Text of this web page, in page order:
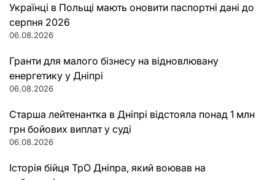
Українці в Польщі мають оновити паспортні дані до
серпня 2026
06.08.2026
Гранти для малого бізнесу на відновлювану
енергетику у Дніпрі
06.08.2026
Старша лейтенантка в Дніпрі відстояла понад 1 млн
грн бойових виплат у суді
06.08.2026
Історія бійця ТрО Дніпра, який воював на